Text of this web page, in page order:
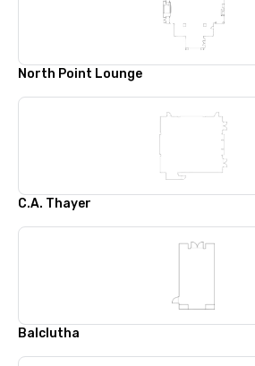
North Point Lounge
C.A. Thayer
Balclutha